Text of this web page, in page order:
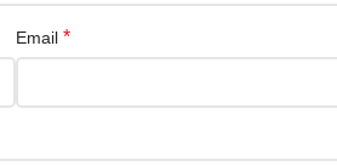
Email *